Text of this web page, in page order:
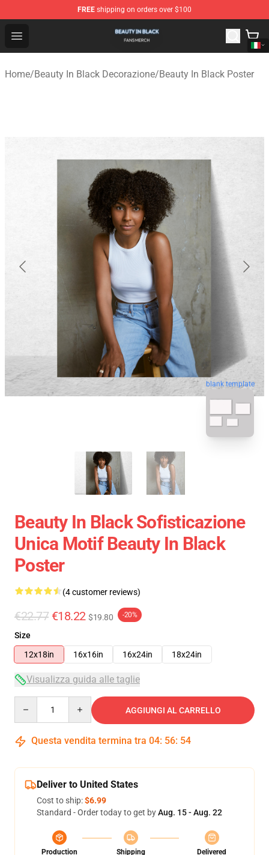
FREE shipping on orders over $100
Open menu
Beauty In Black Shop - Official Beauty In Black
Home/Beauty In Black Decorazione/Beauty In Black Poster
blank template
Beauty In Black Sofisticazione
Unica Motif Beauty In Black
Poster
(4 customer reviews)
€22.77 €18.22 $19.80 -20%
Size
12x18in
16x16in 16x24in 18x24in
Visualizza guida alle taglie
AGGIUNGI AL CARRELLO
Questa vendita termina tra 04: 56: 53
Deliver to United States
Cost to ship:$6.99
Standard - Order today to get byAug. 15 - Aug. 22
Production
Shipping
Delivered